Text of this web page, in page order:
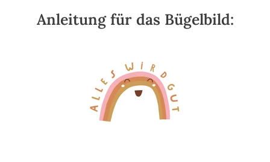
Anleitung für das Bügelbild: